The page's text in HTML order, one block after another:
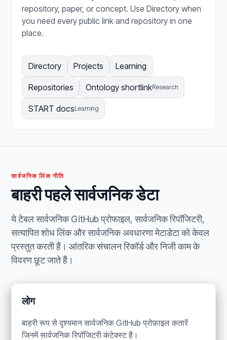
repository, paper, or concept. Use Directory when
you need every public link and repository in one
place.
Directory Projects Learning
Repositories Ontology shortlinkResearch
START docsLearning
सार्वजनिक लिंक नीति
बाहरी पहले सार्वजनिक डेटा
ये टेबल सार्वजनिक GitHub प्रोफाइल, सार्वजनिक रिपॉजिटरी,
सत्यापित शोध लिंक और सार्वजनिक अवधारणा मेटाडेटा को केवल
प्रस्तुत करती हैं। आंतरिक संचालन रिकॉर्ड और निजी काम के
विवरण छूट जाते हैं।
लोग
बाहरी रूप से दृश्यमान सार्वजनिक GitHub प्रोफ़ाइल कतारें
जिनमें सार्वजनिक रिपॉजिटरी कंटेक्स्ट है।